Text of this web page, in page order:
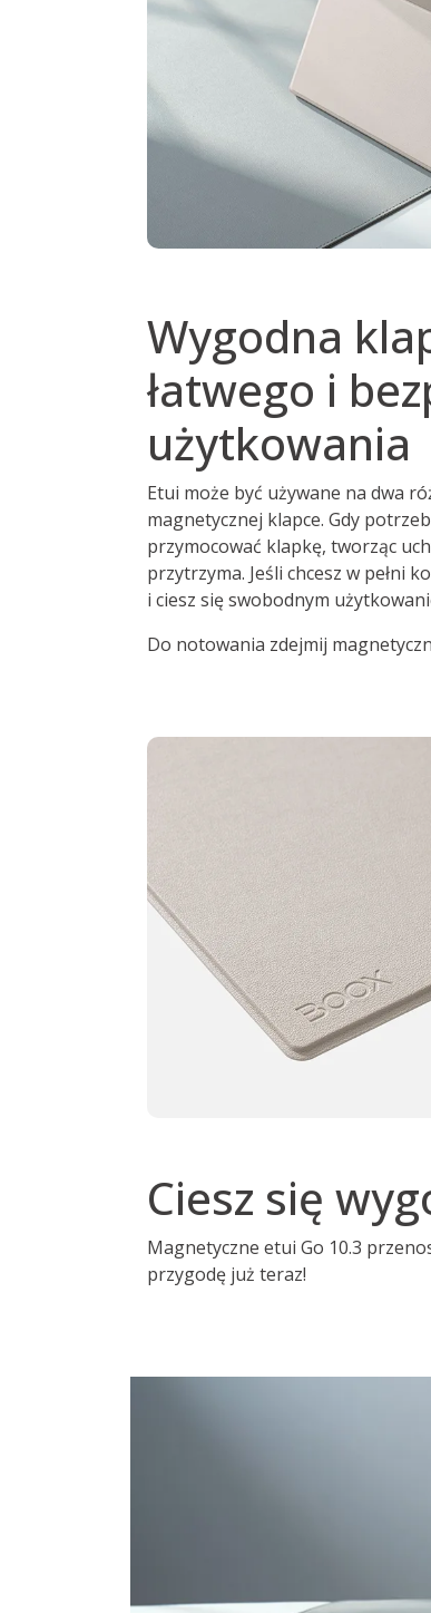
Wygodna
łatwego i
użytkowania
Etui może być używane na dwa
magnetycznej klapce. Gdy
przymocować klapkę, tworząc
przytrzyma. Jeśli chcesz w pełni
i ciesz się swobodnym
Do notowania zdejmij
Ciesz się
Magnetyczne etui Go 10.3
przygodę już teraz!